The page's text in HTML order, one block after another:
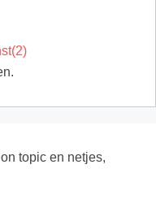
topic en netjes,